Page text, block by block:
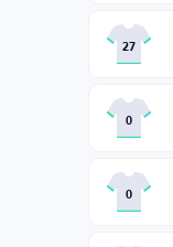
27
0
0